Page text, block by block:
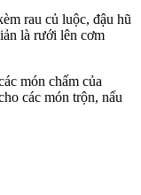
rau củ luộc, đậu hũ
là rưới lên cơm
món chấm của
các món trộn, nấu